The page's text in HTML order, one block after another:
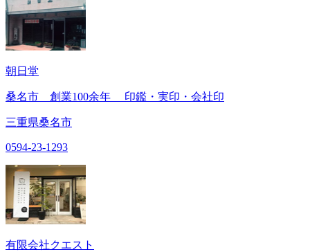
朝日堂
桑名市 創業100余年 印鑑・実印・会社印
三重県桑名市
0594-23-1293
有限会社クエスト